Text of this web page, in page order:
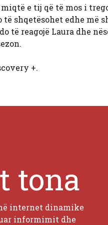
e tij që të mos i
shqetësohet edhe më
të reagojë Laura dhe
+.
tona
internet dinamike
informimit dhe